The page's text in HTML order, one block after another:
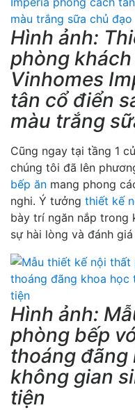
Hình ảnh:
phòng
Vinhomes
tân cổ điển
màu trắng
Cũng ngay tại tầng 1
chúng tôi đã lên
bếp ăn mang phong
nghi. Ý tưởng thiết kế
bày trí ngăn nắp trong
sự hài lòng và đánh
Hình ảnh:
phòng bếp
thoáng đãng
không gian
tiện